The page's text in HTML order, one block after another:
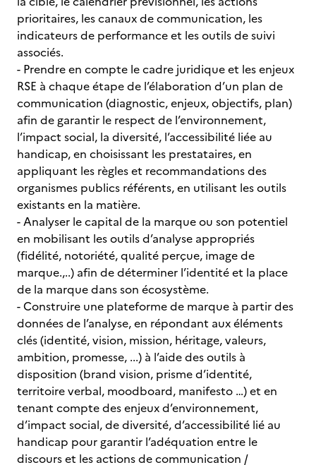
prioritaires, les canaux de communication, les
indicateurs de performance et les outils de suivi
associés.
- Prendre en compte le cadre juridique et les enjeux
RSE à chaque étape de l’élaboration d’un plan de
communication (diagnostic, enjeux, objectifs, plan)
afin de garantir le respect de l’environnement,
l’impact social, la diversité, l’accessibilité liée au
handicap, en choisissant les prestataires, en
appliquant les règles et recommandations des
organismes publics référents, en utilisant les outils
existants en la matière.
- Analyser le capital de la marque ou son potentiel
en mobilisant les outils d’analyse appropriés
(fidélité, notoriété, qualité perçue, image de
marque.,..) afin de déterminer l’identité et la place
de la marque dans son écosystème.
- Construire une plateforme de marque à partir des
données de l’analyse, en répondant aux éléments
clés (identité, vision, mission, héritage, valeurs,
ambition, promesse, ...) à l’aide des outils à
disposition (brand vision, prisme d’identité,
territoire verbal, moodboard, manifesto …) et en
tenant compte des enjeux d’environnement,
d’impact social, de diversité, d’accessibilité lié au
handicap pour garantir l’adéquation entre le
discours et les actions de communication /